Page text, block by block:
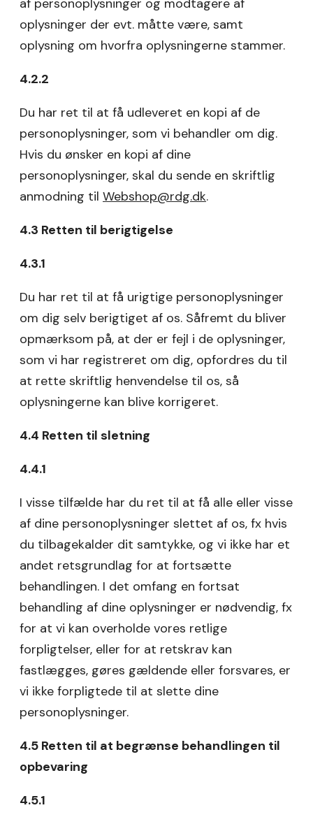
af personoplysninger og modtagere af
oplysninger der evt. måtte være, samt
oplysning om hvorfra oplysningerne stammer.
4.2.2
Du har ret til at få udleveret en kopi af de
personoplysninger, som vi behandler om dig.
Hvis du ønsker en kopi af dine
personoplysninger, skal du sende en skriftlig
anmodning til Webshop@rdg.dk.
4.3 Retten til berigtigelse
4.3.1
Du har ret til at få urigtige personoplysninger
om dig selv berigtiget af os. Såfremt du bliver
opmærksom på, at der er fejl i de oplysninger,
som vi har registreret om dig, opfordres du til
at rette skriftlig henvendelse til os, så
oplysningerne kan blive korrigeret.
4.4 Retten til sletning
4.4.1
I visse tilfælde har du ret til at få alle eller visse
af dine personoplysninger slettet af os, fx hvis
du tilbagekalder dit samtykke, og vi ikke har et
andet retsgrundlag for at fortsætte
behandlingen. I det omfang en fortsat
behandling af dine oplysninger er nødvendig, fx
for at vi kan overholde vores retlige
forpligtelser, eller for at retskrav kan
fastlægges, gøres gældende eller forsvares, er
vi ikke forpligtede til at slette dine
personoplysninger.
4.5 Retten til at begrænse behandlingen til
opbevaring
4.5.1